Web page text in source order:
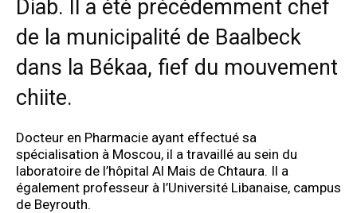
Diab. Il a été précédemment chef
de la municipalité de Baalbeck
dans la Békaa, fief du mouvement
chiite.
Docteur en Pharmacie ayant effectué sa
spécialisation à Moscou, il a travaillé au sein du
laboratoire de l’hôpital Al Mais de Chtaura. Il a
également professeur à l’Université Libanaise, campus
de Beyrouth.